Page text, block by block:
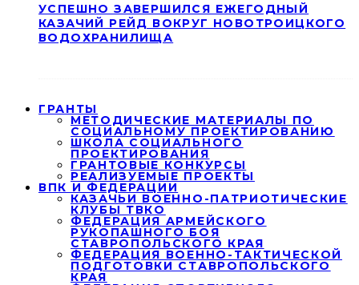
УСПЕШНО ЗАВЕРШИЛСЯ ЕЖЕГОДНЫЙ
КАЗАЧИЙ РЕЙД ВОКРУГ НОВОТРОИЦКОГО
ВОДОХРАНИЛИЩА
ГРАНТЫ
МЕТОДИЧЕСКИЕ МАТЕРИАЛЫ ПО
СОЦИАЛЬНОМУ ПРОЕКТИРОВАНИЮ
ШКОЛА СОЦИАЛЬНОГО
ПРОЕКТИРОВАНИЯ
ГРАНТОВЫЕ КОНКУРСЫ
РЕАЛИЗУЕМЫЕ ПРОЕКТЫ
ВПК И ФЕДЕРАЦИИ
КАЗАЧЬИ ВОЕННО-ПАТРИОТИЧЕСКИЕ
КЛУБЫ ТВКО
ФЕДЕРАЦИЯ АРМЕЙСКОГО
РУКОПАШНОГО БОЯ
СТАВРОПОЛЬСКОГО КРАЯ
ФЕДЕРАЦИЯ ВОЕННО-ТАКТИЧЕСКОЙ
ПОДГОТОВКИ СТАВРОПОЛЬСКОГО
КРАЯ